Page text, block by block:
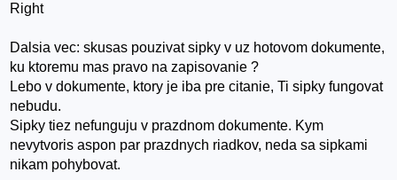
Right
Dalsia vec: skusas pouzivat sipky v uz hotovom dokumente,
ku ktoremu mas pravo na zapisovanie ?
Lebo v dokumente, ktory je iba pre citanie, Ti sipky fungovat
nebudu.
Sipky tiez nefunguju v prazdnom dokumente. Kym
nevytvoris aspon par prazdnych riadkov, neda sa sipkami
nikam pohybovat.